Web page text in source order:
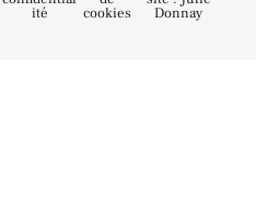
ité
cookies
Donnay